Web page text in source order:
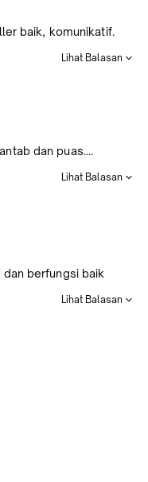
baik, komunikatif.
Lihat Balasan
dan puas....
Lihat Balasan
berfungsi baik
Lihat Balasan